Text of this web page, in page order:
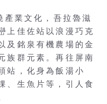
產業文化，吾拉魯滋
上佳佐站以浪漫巧克
及銘泉有機農場的金
族群元素。再往屏南
站，化身為飯湯小
、生魚片等，引人食